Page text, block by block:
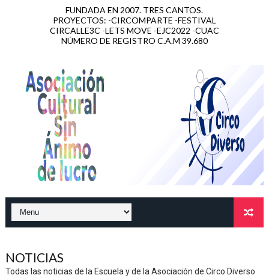
FUNDADA EN 2007. TRES CANTOS.
PROYECTOS: -CIRCOMPARTE -FESTIVAL
CIRCALLE3C -LETS MOVE -EJC2022 -CUAC
NÚMERO DE REGISTRO C.A.M 39.680
NOTICIAS
Todas las noticias de la Escuela y de la Asociación de Circo Diverso